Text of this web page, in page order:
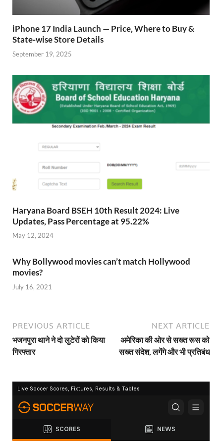
iPhone 17 India Launch — Price, Where to Buy &
State-wise Store Details
September 19, 2025
Haryana Board BSEH 10th Result 2024: Live
Updates, Pass Percentage at 95.22%
May 12, 2024
Why Bollywood movies can’t match Hollywood
movies?
July 16, 2021
PREVIOUS ARTICLE
भजनपुरा थाने ने दो लुटेरों को किया
गिरफ्तार
NEXT ARTICLE
अमेरिका की ओर से सख्‍त रूस को
सख्त संदेश, लगेंगे और भी प्रतिबंध